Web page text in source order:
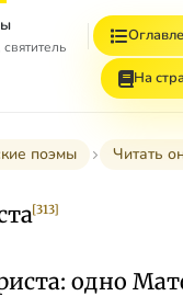
На
поэмы Читать
[313]
одно